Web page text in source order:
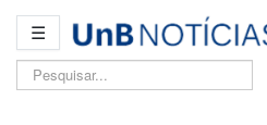
☰
Pesquisar...